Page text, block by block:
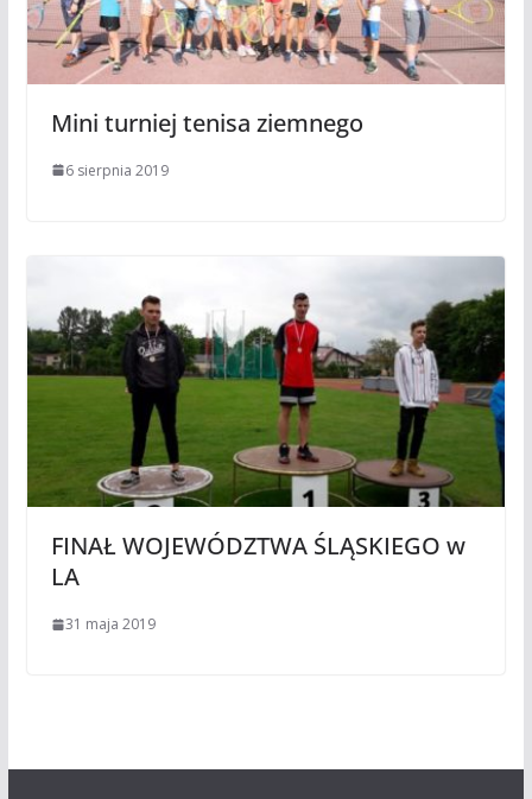
Mini turniej tenisa ziemnego
6 sierpnia 2019
FINAŁ WOJEWÓDZTWA ŚLĄSKIEGO w
LA
31 maja 2019